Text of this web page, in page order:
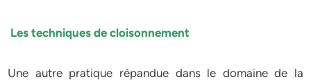
Les techniques de cloisonnement
Une autre pratique répandue dans le domaine de la